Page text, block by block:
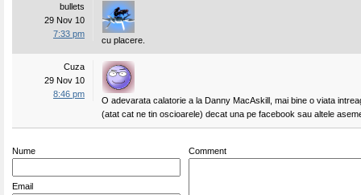
bullets
29 Nov 10
7:33 pm
cu placere.
Cuza
29 Nov 10
8:46 pm
O adevarata calatorie a la Danny MacAskill, mai bine o viata
(atat cat ne tin oscioarele) decat una pe facebook sau altele
Nume
Email
Comment